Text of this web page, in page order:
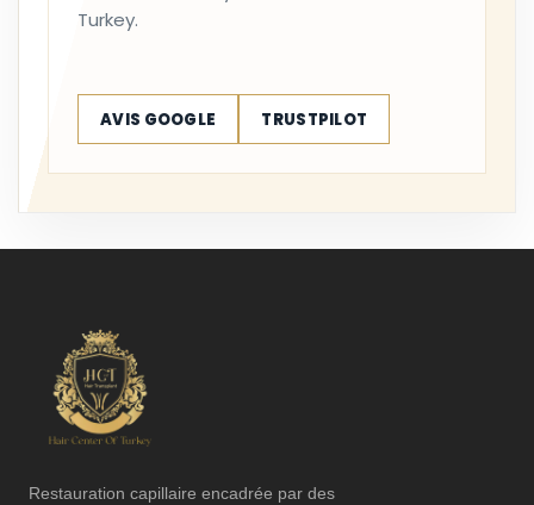
Turkey.
AVIS GOOGLE TRUSTPILOT
Restauration capillaire encadrée par des